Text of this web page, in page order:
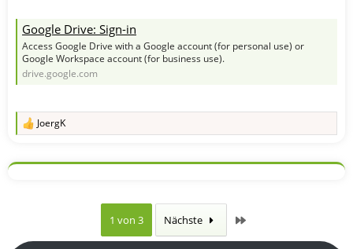
Google Drive: Sign-in
Access Google Drive with a Google account (for personal use) or
Google Workspace account (for business use).
drive.google.com
R
k
n
JoergK
1 von 3 Nächste